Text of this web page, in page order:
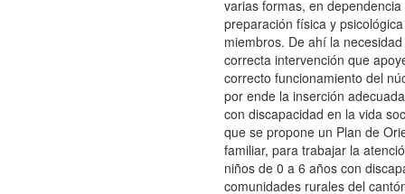
varias formas, en dependencia
preparación física y
miembros. De ahí la
correcta intervención que
correcto funcionamiento del
por ende la inserción
con discapacidad en la vida
que se propone un Plan de
familiar, para trabajar la
niños de 0 a 6 años con
comunidades rurales del